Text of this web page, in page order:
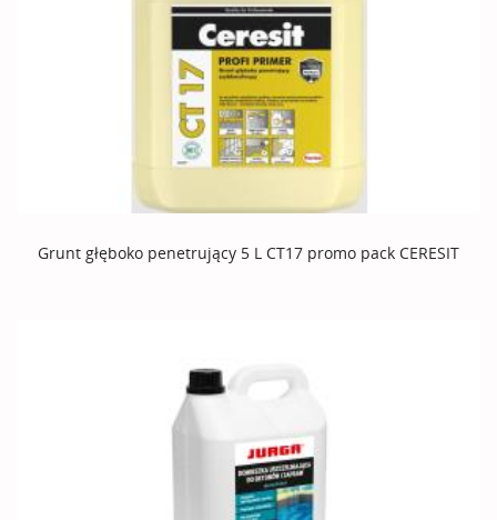
Grunt głęboko penetrujący 5 L CT17 promo pack CERESIT